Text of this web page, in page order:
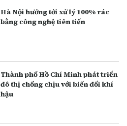
Hà Nội hướng tới xử lý 100% rác
bằng công nghệ tiên tiến
Thành phố Hồ Chí Minh phát triển
đô thị chống chịu với biến đổi khí
hậu